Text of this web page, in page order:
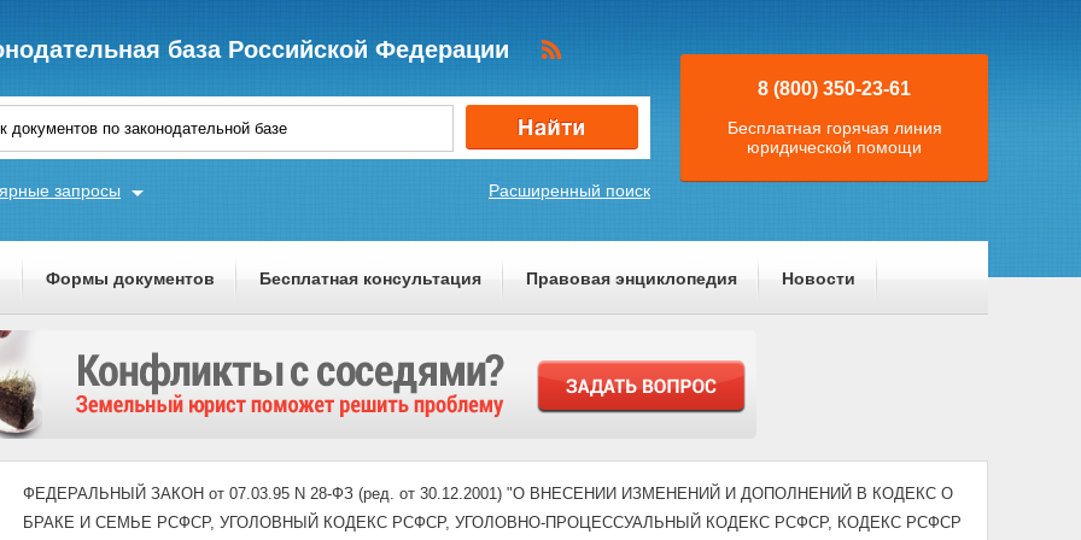
база Российской Федерации
Расширенный поиск
запросы
8 (800) 350-23-61
Бесплатная горячая линия
юридической помощи
Формы документов Бесплатная консультация Правовая энциклопедия Новости
ФЕДЕРАЛЬНЫЙ ЗАКОН от 07.03.95 N 28-ФЗ (ред. от 30.12.2001) "О ВНЕСЕНИИ ИЗМЕНЕНИЙ И ДОПОЛНЕНИЙ В КОДЕКС О
БРАКЕ И СЕМЬЕ РСФСР, УГОЛОВНЫЙ КОДЕКС РСФСР, УГОЛОВНО-ПРОЦЕССУАЛЬНЫЙ КОДЕКС РСФСР, КОДЕКС РСФСР